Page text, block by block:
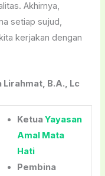
Akhirnya,
kerjakan dengan
Lirahmat, B.A., Lc
Ketua Yayasan
Amal Mata
Hati
Pembina